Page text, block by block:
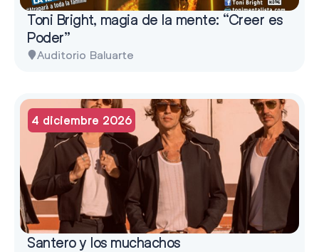
Toni Bright, magia de la mente: “Creer es
Poder”
Auditorio Baluarte
4 diciembre 2026
Santero y los muchachos